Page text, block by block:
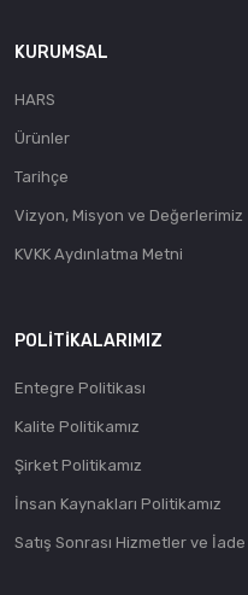
KURUMSAL
HARS
Ürünler
Tarihçe
Vizyon, Misyon ve Değerlerimiz
KVKK Aydınlatma Metni
POLITIKALARIMIZ
Entegre Politikası
Kalite Politikamız
Şirket Politikamız
İnsan Kaynakları Politikamız
Satış Sonrası Hizmetler ve